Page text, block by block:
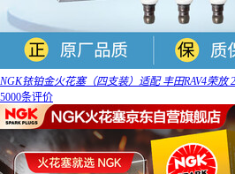
NGK铱铂金火花塞（四支装）适配 丰田RAV4荣放
5000条评价